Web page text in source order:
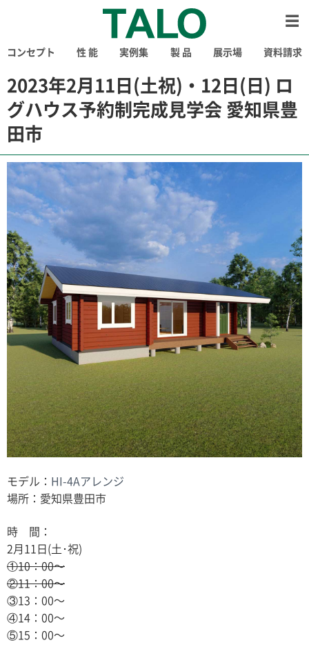
コンセプト 性 能 実例集 製 品 展示場 資料請求
2023年2月11日(土祝)・12日(日) ロ
グハウス予約制完成見学会 愛知県豊
田市
モデル： HI-4Aアレンジ
場所：愛知県豊田市
時 間：
2月11日(土･祝)
①10：00〜
②11：00〜
③13：00〜
④14：00〜
⑤15：00〜